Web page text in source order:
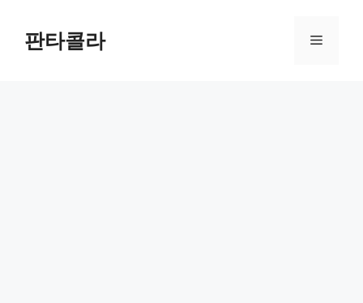
content판타콜라 Menu